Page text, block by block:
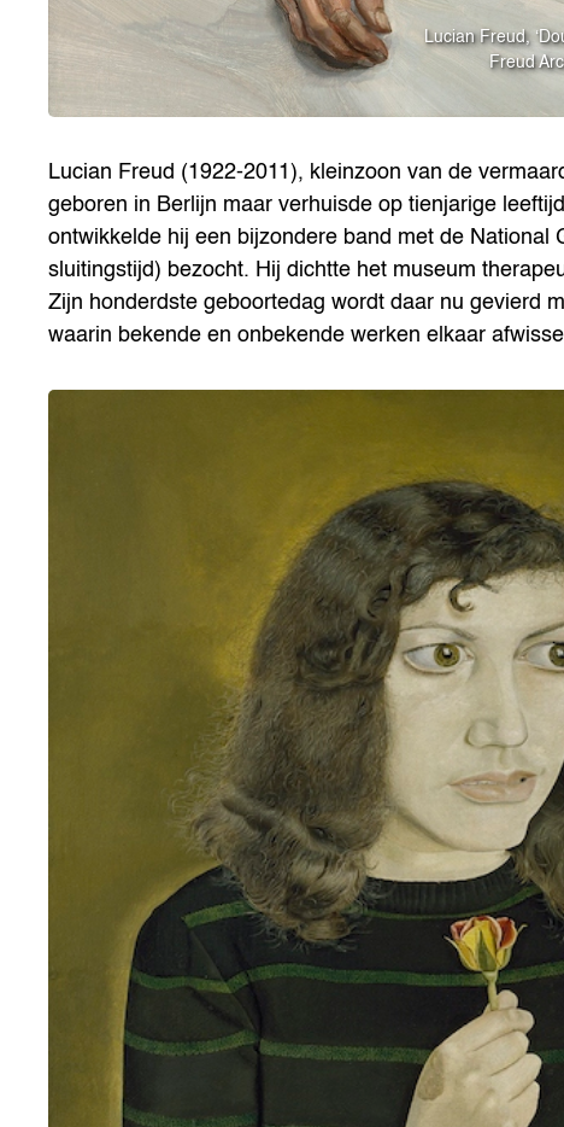
Lucian Freud,
Freud
Lucian Freud (1922-2011), kleinzoon van de
geboren in Berlijn maar verhuisde op tienjarige
ontwikkelde hij een bijzondere band met de National
sluitingstijd) bezocht. Hij dichtte het museum
Zijn honderdste geboortedag wordt daar nu gevierd
waarin bekende en onbekende werken elkaar